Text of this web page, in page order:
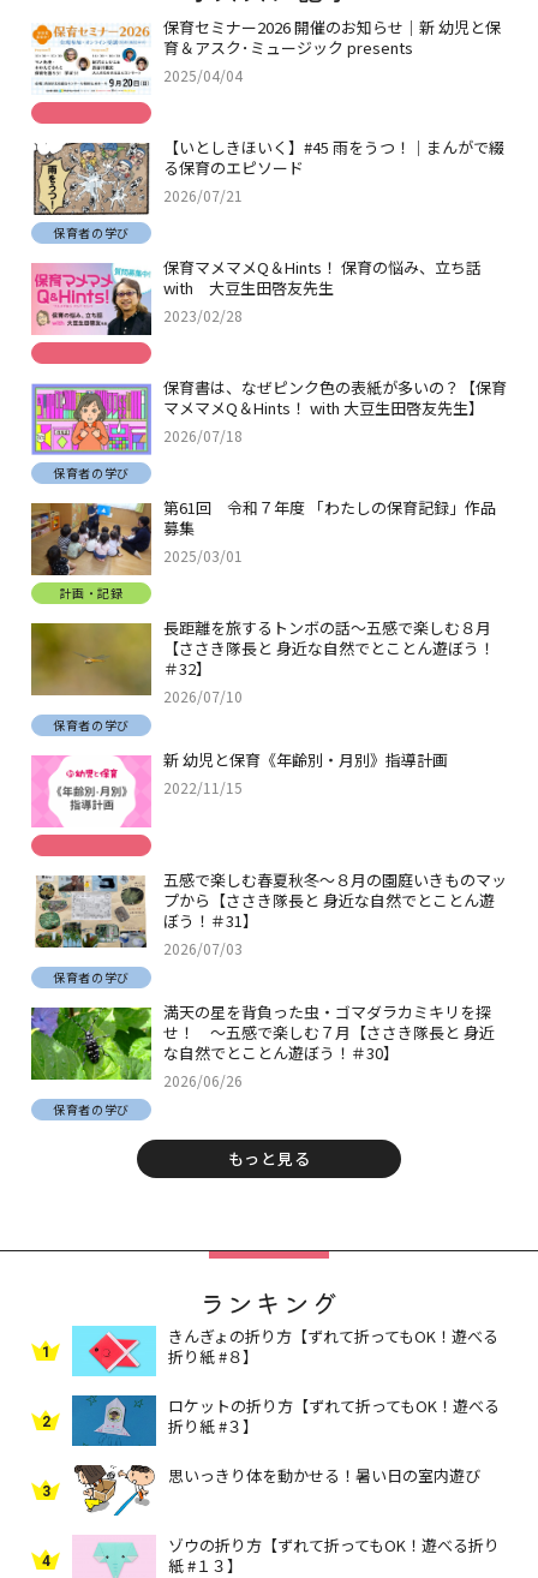
保育セミナー2026 開催のお知らせ｜新 幼児と保
育＆アスク･ミュージック presents
2025/04/04
【いとしきほいく】#45 雨をうつ！｜まんがで綴
る保育のエピソード
2026/07/21
保育者の学び
保育マメマメQ＆Hints！ 保育の悩み、立ち話
with 大豆生田啓友先生
2023/02/28
保育書は、なぜピンク色の表紙が多いの？【保育
マメマメQ＆Hints！ with 大豆生田啓友先生】
2026/07/18
保育者の学び
第61回 令和７年度 「わたしの保育記録」作品
募集
2025/03/01
計画・記録
長距離を旅するトンボの話～五感で楽しむ８月
【ささき隊長と 身近な自然でとことん遊ぼう！
＃32】
2026/07/10
保育者の学び
新 幼児と保育《年齢別・月別》指導計画
2022/11/15
五感で楽しむ春夏秋冬～８月の園庭いきものマッ
プから【ささき隊長と 身近な自然でとことん遊
ぼう！＃31】
2026/07/03
保育者の学び
満天の星を背負った虫・ゴマダラカミキリを探
せ！ ～五感で楽しむ７月【ささき隊長と 身近
な自然でとことん遊ぼう！＃30】
2026/06/26
保育者の学び
もっと見る
ランキング
1
きんぎょの折り方【ずれて折ってもOK！遊べる
折り紙 #８】
2
ロケットの折り方【ずれて折ってもOK！遊べる
折り紙 #３】
3
思いっきり体を動かせる！暑い日の室内遊び
4
ゾウの折り方【ずれて折ってもOK！遊べる折り
紙 #１３】